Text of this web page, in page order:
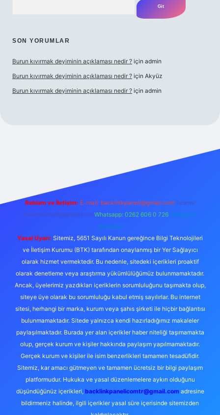
SON YORUMLAR
Burun kıvırmak deyiminin açıklaması nedir ? için admin
Burun kıvırmak deyiminin açıklaması nedir ? için Akyüz
Burun kıvırmak deyiminin açıklaması nedir ? için admin
Reklam ve İletişim: E-mail: backlinkpaneli@gmail.com Teams:
forumhizmeti@gmail.com Whatsapp: 0262 606 0 726 Telegram:
@karabul
Yasal Uyarı: Sitemiz, 5651 Sayılı Kanun gereğince Bilgi Teknolojileri
ve İletişim Kurumu (BTK) tarafından onaylanmış bir Yer Sağlayıcı
olarak hizmet vermektedir. Bu nedenle, sitedeki içerikleri proaktif
olarak denetleme veya araştırma yükümlülüğümüz bulunmamaktadır.
Ancak, üyelerimiz yazdıkları içeriklerin sorumluluğunu taşımakta olup,
siteye üye olarak bu sorumluluğu kabul etmiş sayılırlar. Bu internet
sitesi, herhangi bir marka, kurum veya şahıs şirketi ile hiçbir bağlantısı
bulunmamaktadır. Sitede yalnızca kendi hazırladığımız makaleler
paylaşılmaktadır. Burada yer alan içerikler haber niteliği taşımamakta
olup, gerçek kurum ve kişiler hakkında paylaşım yapılmamaktadır.
Gerçek kurum ve kişiler ile isim benzerlikleri tamamen tesadüfidir.
Sitemiz, kar amacı gütmeyen ve tamamen ücretsiz bir bilgi paylaşım
platformudur. Hukuka ve yasal düzenlemelere aykırı olduğunu
düşündüğünüz içerikleri, backlinkpanelicomtr@gmail.comadresine
bildirmeniz halinde, ilgili içerikler yasal süre içerisinde sitemizden